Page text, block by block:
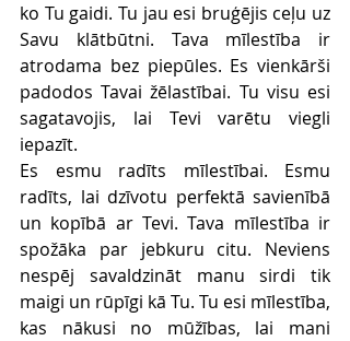
ko Tu gaidi. Tu jau esi bruģējis ceļu uz
Savu klātbūtni. Tava mīlestība ir
atrodama bez piepūles. Es vienkārši
padodos Tavai žēlastībai. Tu visu esi
sagatavojis, lai Tevi varētu viegli
iepazīt.
Es esmu radīts mīlestībai. Esmu
radīts, lai dzīvotu perfektā savienībā
un kopībā ar Tevi. Tava mīlestība ir
spožāka par jebkuru citu. Neviens
nespēj savaldzināt manu sirdi tik
maigi un rūpīgi kā Tu. Tu esi mīlestība,
kas nākusi no mūžības, lai mani